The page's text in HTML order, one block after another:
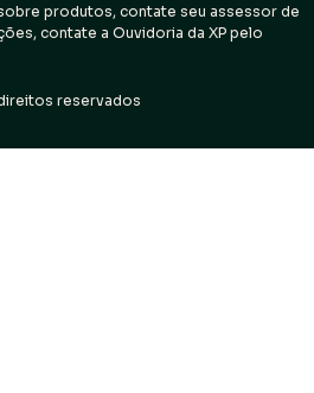
produtos, contate seu assessor de
contate a Ouvidoria da XP pelo
reservados